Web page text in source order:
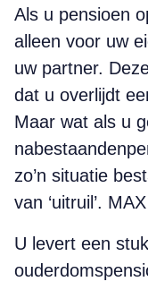
Als u pensioen
alleen voor uw
uw partner.
dat u overlijdt
Maar wat als u
zo’n situatie
van ‘uitruil’.
U levert een